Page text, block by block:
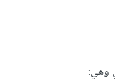
وهي: